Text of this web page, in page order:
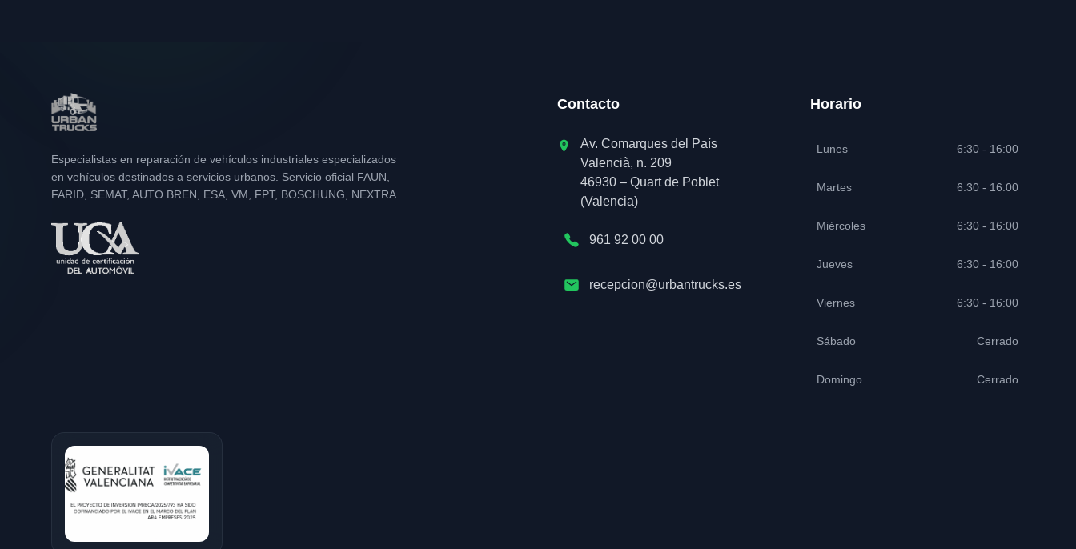
Especialistas en reparación de vehículos industriales especializados
en vehículos destinados a servicios urbanos. Servicio oficial FAUN,
FARID, SEMAT, AUTO BREN, ESA, VM, FPT, BOSCHUNG, NEXTRA.
Contacto
Av. Comarques del País
Valencià, n. 209
46930 – Quart de Poblet
(Valencia)
961 92 00 00
recepcion@urbantrucks.es
Horario
Lunes 6:30 - 16:00
Martes 6:30 - 16:00
Miércoles 6:30 - 16:00
Jueves 6:30 - 16:00
Viernes 6:30 - 16:00
Sábado Cerrado
Domingo Cerrado